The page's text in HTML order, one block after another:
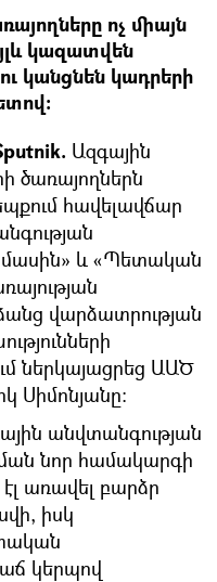
ոչ միայն
կազատվեն
կանցնեն կադրերի
Ազգային
ծառայողներն
հավելավճար
մասին» և «Պետական
վարձատրության
ներկայացրեց ԱԱԾ
Սիմոնյանը։
անվտանգության
նոր համակարգի
էլ առավել բարձր
իսկ
կերպով